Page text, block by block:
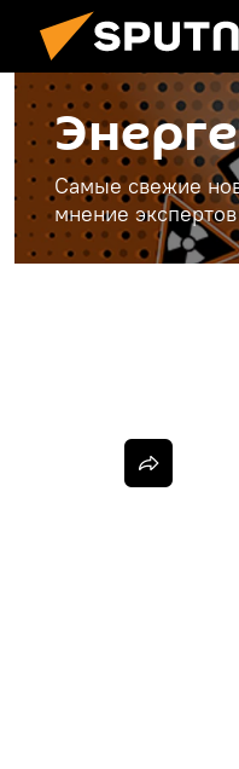
Самые свежие
мнение